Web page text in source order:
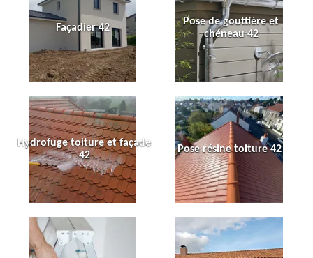
Façadier 42
Pose de gouttière et
chéneau 42
Hydrofuge toiture et façade
42
Pose résine toiture 42